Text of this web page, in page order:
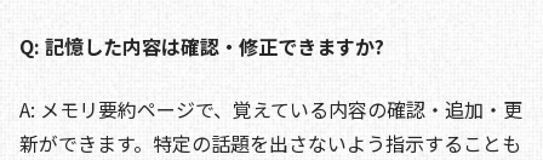
Q: 記憶した内容は確認・修正できますか?
A: メモリ要約ページで、覚えている内容の確認・追加・更
新ができます。特定の話題を出さないよう指示することも